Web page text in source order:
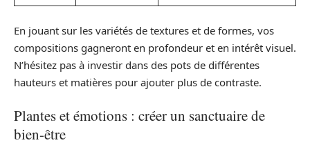
En jouant sur les variétés de textures et de formes, vos
compositions gagneront en profondeur et en intérêt visuel.
N’hésitez pas à investir dans des pots de différentes
hauteurs et matières pour ajouter plus de contraste.
Plantes et émotions : créer un sanctuaire de
bien-être